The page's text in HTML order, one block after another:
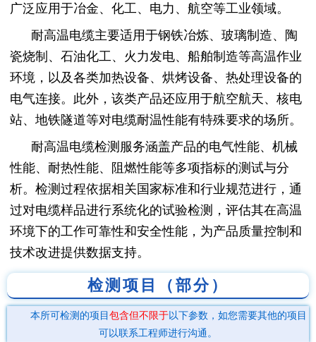
广泛应用于冶金、化工、电力、航空等工业领域。
耐高温电缆主要适用于钢铁冶炼、玻璃制造、陶
瓷烧制、石油化工、火力发电、船舶制造等高温作业
环境，以及各类加热设备、烘烤设备、热处理设备的
电气连接。此外，该类产品还应用于航空航天、核电
站、地铁隧道等对电缆耐温性能有特殊要求的场所。
耐高温电缆检测服务涵盖产品的电气性能、机械
性能、耐热性能、阻燃性能等多项指标的测试与分
析。检测过程依据相关国家标准和行业规范进行，通
过对电缆样品进行系统化的试验检测，评估其在高温
环境下的工作可靠性和安全性能，为产品质量控制和
技术改进提供数据支持。
检测项目（部分）
本所可检测的项目 包含但不限于以下参数，如您需要其他的项目
可以联系工程师进行沟通。